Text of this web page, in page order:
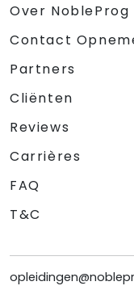
Over NobleProg
Contact
Partners
Cliënten
Reviews
Carrières
FAQ
T&C